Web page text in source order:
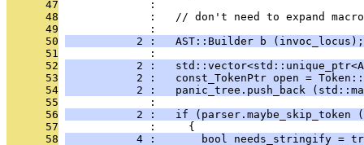
      47
              :
      48
:   // don't need to expand
      49
              :
      50
           2 :   AST::Builder b (invoc_locus);
      51
              :
      52
2 :
      53
2 :   const_TokenPtr open =
      54
2 :   panic_tree.push_back
      55
              :
      56
2 :   if (parser.maybe_skip_token
      57
              :     {
      58
4 :       bool needs_stringify =